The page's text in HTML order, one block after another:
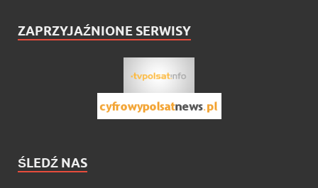
ZAPRZYJAŹNIONE SERWISY
ŚLEDŹ NAS